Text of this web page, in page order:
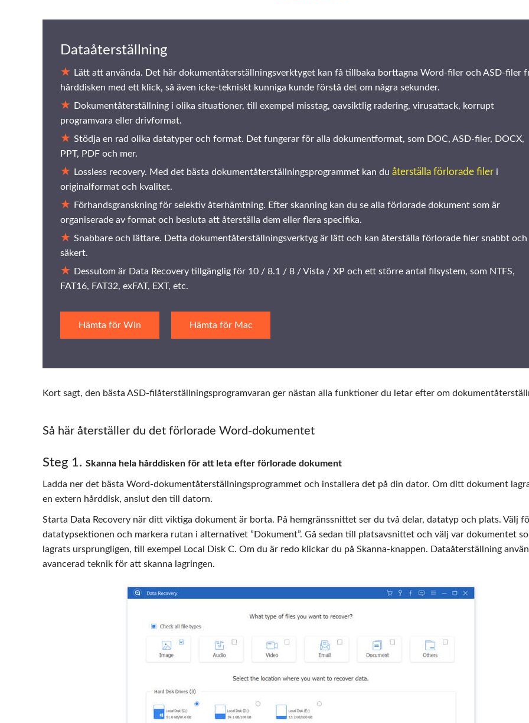
Dataåterställning
Lätt att använda. Det här dokumentåterställningsverktyget kan få tillbaka borttagna Word-filer och ASD-filer
hårddisken med ett klick, så även icke-tekniskt kunniga kunde förstå det om några sekunder.
Dokumentåterställning i olika situationer, till exempel misstag, oavsiktlig radering, virusattack, korrupt
programvara eller drivformat.
Stödja en rad olika datatyper och format. Det fungerar för alla dokumentformat, som DOC, ASD-filer, DOCX,
PPT, PDF och mer.
Lossless recovery. Med det bästa dokumentåterställningsprogrammet kan du återställa förlorade filer i
originalformat och kvalitet.
Förhandsgranskning för selektiv återhämtning. Efter skanning kan du se alla förlorade dokument som är
organiserade av format och besluta att återställa dem eller flera specifika.
Snabbare och lättare. Detta dokumentåterställningsverktyg är lätt och kan återställa förlorade filer snabbt och
säkert.
Dessutom är Data Recovery tillgänglig för 10 / 8.1 / 8 / Vista / XP och ett större antal filsystem, som NTFS,
FAT16, FAT32, exFAT, EXT, etc.
Hämta för Win Hämta för Mac
Kort sagt, den bästa ASD-filåterställningsprogramvaran ger nästan alla funktioner du letar efter om
Så här återställer du det förlorade Word-dokumentet
Steg 1. Skanna hela hårddisken för att leta efter förlorade dokument
Ladda ner det bästa Word-dokumentåterställningsprogrammet och installera det på din dator. Om ditt dokument
en extern hårddisk, anslut den till datorn.
Starta Data Recovery när ditt viktiga dokument är borta. På hemgränssnittet ser du två delar, datatyp och plats. Välj
datatypsektionen och markera rutan i alternativet ”Dokument”. Gå sedan till platsavsnittet och välj var dokumentet
lagrats ursprungligen, till exempel Local Disk C. Om du är redo klickar du på Skanna-knappen. Dataåterställning
avancerad teknik för att skanna lagringen.